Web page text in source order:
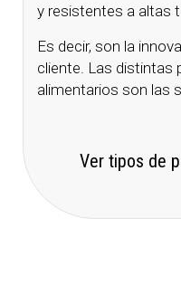
y resistentes a altas
Es decir, son la
cliente. Las distintas
alimentarios son las
Ver tipos de